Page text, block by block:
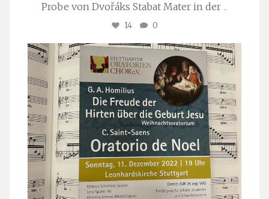
Probe von Dvořáks Stabat Mater in der ...
14 0
stuttgarter_oratorienchor
Nov. 29